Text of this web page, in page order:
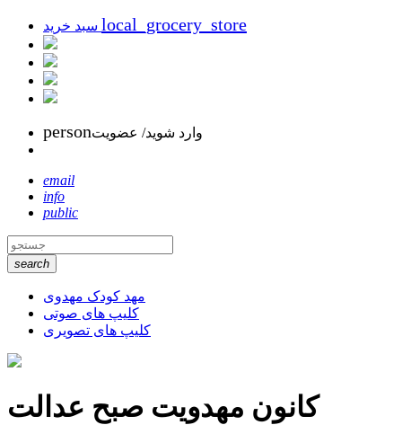
local_grocery_store
personوارد شوید/ عضویت
email
info
public
search
مهد کودک مهدوی
کلیپ های صوتی
کلیپ های تصویری
کانون مهدویت صبح عدالت